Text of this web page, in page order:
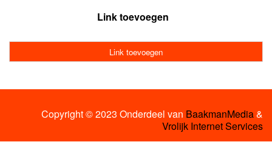
Link toevoegen
Link toevoegen
Copyright © 2023 Onderdeel van BaakmanMedia&
Vrolijk Internet Services